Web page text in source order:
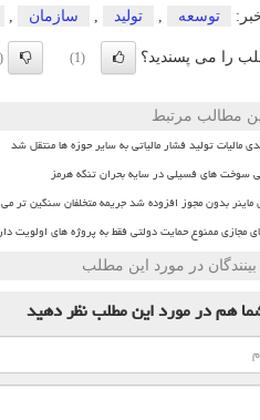
توسعه تولید سازمان
را می پسندید؟ (1)
(0)
مطالب مرتبط
سوخت های فسیلی در سایه بحران تنگه هرمز
بدون مجوز افزوده شد جریمه متخلفان سنگین تر
مجازی ممنوع حمایت دولتی فقط به پروژه های اولویت
در مورد این مطلب
همدر مورد این مطلبنظر دهید